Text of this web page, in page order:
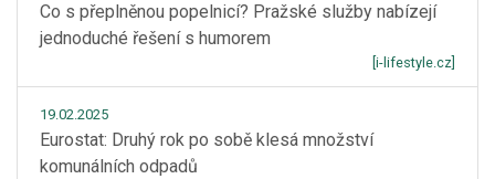
Co s přeplněnou popelnicí? Pražské služby nabízejí
jednoduché řešení s humorem
[i-lifestyle.cz]
19.02.2025
Eurostat: Druhý rok po sobě klesá množství
komunálních odpadů